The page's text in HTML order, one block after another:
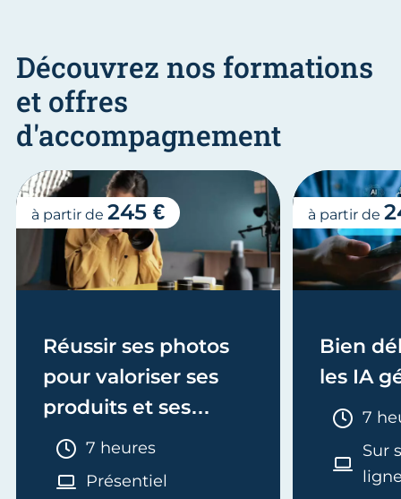
Découvrez nos formations
et offres
d'accompagnement
Réussir ses photos
pour valoriser ses
produits et ses
services
Durée :
7 heures
Présentiel
à partir de 245 €
Bien
les IA
7
Sur
à partir de